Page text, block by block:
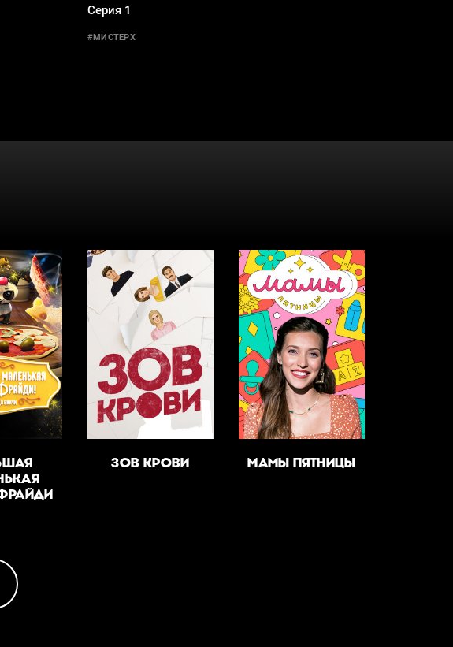
Серия 1
#МИСТЕРХ
ЗОВ КРОВИ МАМЫ ПЯТНИЦЫ